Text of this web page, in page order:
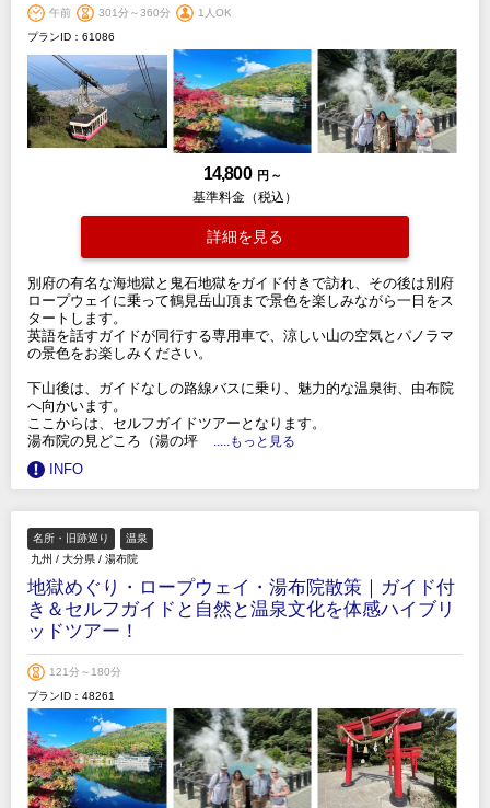
午前 301分～360分
1人OK
プランID：61086
14,800 円 ～
基準料金（税込）
詳細を見る
別府の有名な海地獄と鬼石地獄をガイド付きで訪れ、その後は別府
ロープウェイに乗って鶴見岳山頂まで景色を楽しみながら一日をス
タートします。
英語を話すガイドが同行する専用車で、涼しい山の空気とパノラマ
の景色をお楽しみください。
下山後は、ガイドなしの路線バスに乗り、魅力的な温泉街、由布院
へ向かいます。
ここからは、セルフガイドツアーとなります。
湯布院の見どころ（湯の坪
.....もっと見る
INFO
名所・旧跡巡り
温泉
九州 / 大分県 / 湯布院
地獄めぐり・ロープウェイ・湯布院散策｜ガイド付
き＆セルフガイドと自然と温泉文化を体感ハイブリ
ッドツアー！
121分～180分
プランID：48261